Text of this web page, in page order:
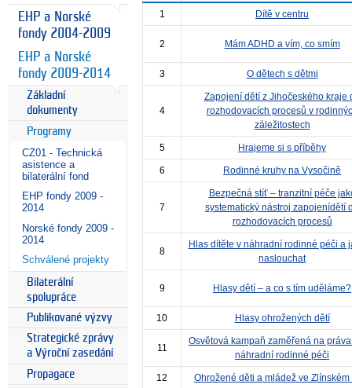
EHP a Norské
fondy 2004-2009
EHP a Norské
fondy 2009-2014
Základní
dokumenty
Programy
CZ01 - Technická
asistence a
bilaterální fond
EHP fondy 2009 -
2014
Norské fondy 2009 -
2014
Schválené projekty
Bilaterální
spolupráce
Publikované výzvy
Strategické zprávy
a Výroční zasedání
Propagace
1 Dítě v centru
2 Mám ADHD a vím, co smím
3 O dětech s dětmi
4
Zapojení dětí z Jihočeského kraje
rozhodovacích procesů v
záležitostech
5 Hrajeme si s příběhy
6 Rodinné kruhy na Vysočině
7
Bezpečná stíť – tranzitní péče
systematický nástroj zapojenídětí
rozhodovacích procesů
8
Hlas dítěte v náhradní rodinné péči a
naslouchat
9 Hlasy dětí – a co s tím uděláme?
10 Hlasy ohrožených dětí
11
Osvětová kampaň zaměřená na
náhradní rodinné péči
12 Ohrožené děti a mládež ve Zlínském